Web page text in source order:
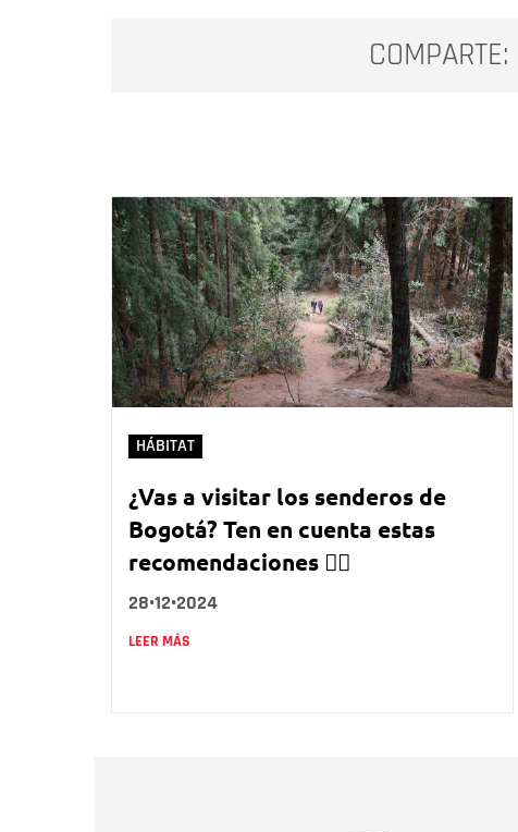
COMPARTE:
HÁBITAT
¿Vas a visitar los senderos de
Bogotá? Ten en cuenta estas
recomendaciones 👇🏻
28•12•2024
LEER MÁS